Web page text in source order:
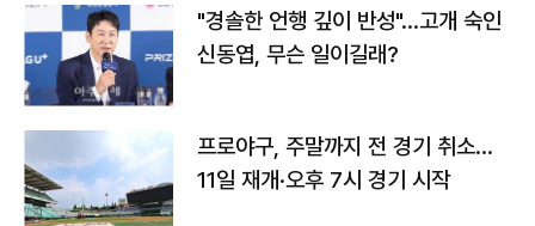
"경솔한 언행 깊이 반성"…고개 숙인
신동엽, 무슨 일이길래?
프로야구, 주말까지 전 경기 취소…
11일 재개·오후 7시 경기 시작